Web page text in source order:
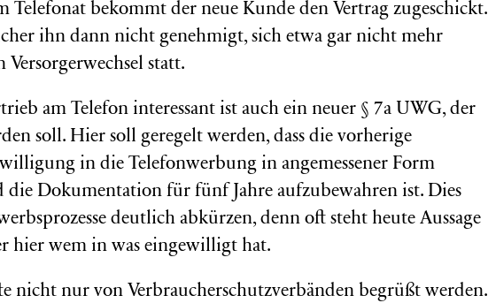
Telefonat bekommt der neue Kunde den Vertrag zugeschickt.
ihn dann nicht genehmigt, sich etwa gar nicht mehr
statt.
am Telefon interessant ist auch ein neuer § 7a UWG, der
soll. Hier soll geregelt werden, dass die vorherige
in die Telefonwerbung in angemessener Form
Dokumentation für fünf Jahre aufzubewahren ist. Dies
deutlich abkürzen, denn oft steht heute Aussage
hier wem in was eingewilligt hat.
nicht nur von Verbraucherschutzverbänden begrüßt werden.